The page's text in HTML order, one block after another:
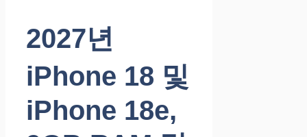
2027년
iPhone 18 및
iPhone 18e,